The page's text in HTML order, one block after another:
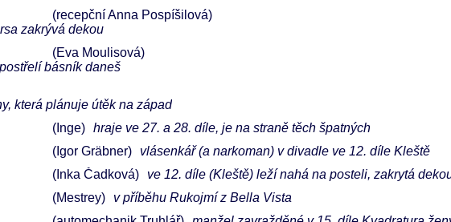
(recepční Anna Pospíšilová)
zakrývá dekou
(Eva Moulisová)
básník daneš
která plánuje útěk na západ
(Inge) hraje ve 27. a 28. díle, je na straně těch špatných
(Igor Gräbner)
vlásenkář (a narkoman) v divadle ve 12. díle Kleště
(Inka Čadková)
ve 12. díle (Kleště) leží nahá na posteli, zakrytá
(Mestrey)
v příběhu Rukojmí z Bella Vista